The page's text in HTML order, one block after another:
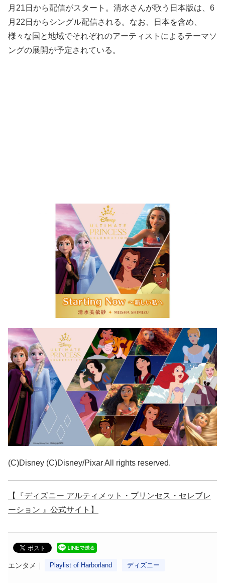
月21日から配信がスタート。清水さんが歌う日本版は、6
月22日からシングル配信される。なお、日本を含め、
様々な国と地域でそれぞれのアーティストによるテーマソ
ングの展開が予定されている。
(C)Disney (C)Disney/Pixar All rights reserved.
【『ディズニー アルティメット・プリンセス・セレブレ
ーション 』公式サイト】
エンタメ Playlist of Harborland ディズニー